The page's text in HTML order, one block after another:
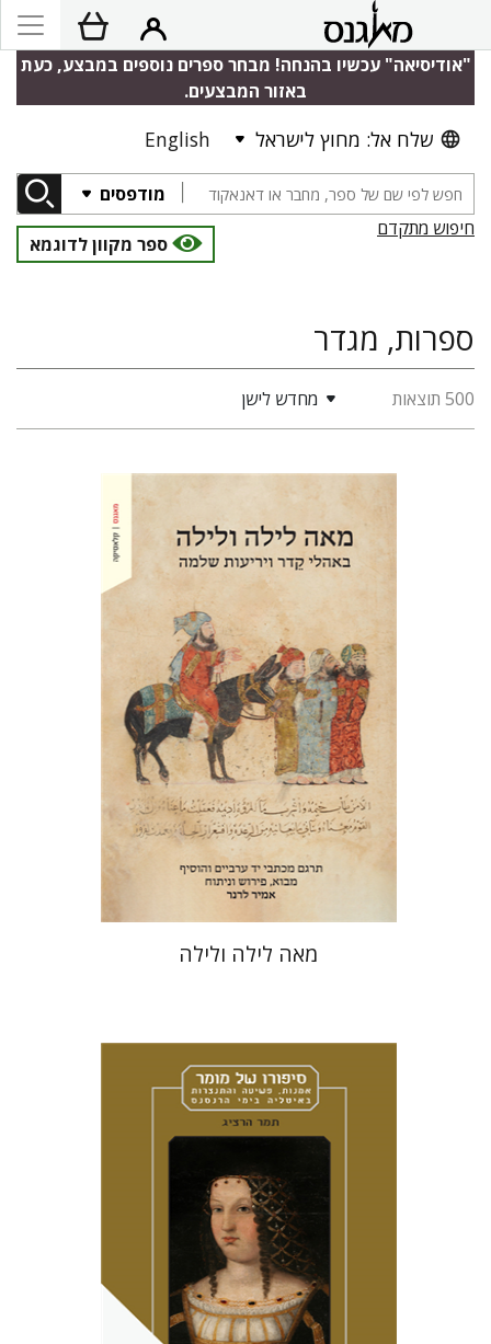
"אודיסיאה" עכשיו בהנחה! מבחר ספרים נוספים במבצע, כעת
באזור המבצעים.
שלח אל: מחוץ לישראל English
מודפסים
חיפוש מתקדם
ספר מקוון לדוגמא
ספרות, מגדר
500 תוצאות מחדש לישן
אמיר לרנר
אמיר לרנר
הנחת אתר ספר מודפס
$42
$38
מאה לילה ולילה
תמר הרציג
אמוץ גלעדי